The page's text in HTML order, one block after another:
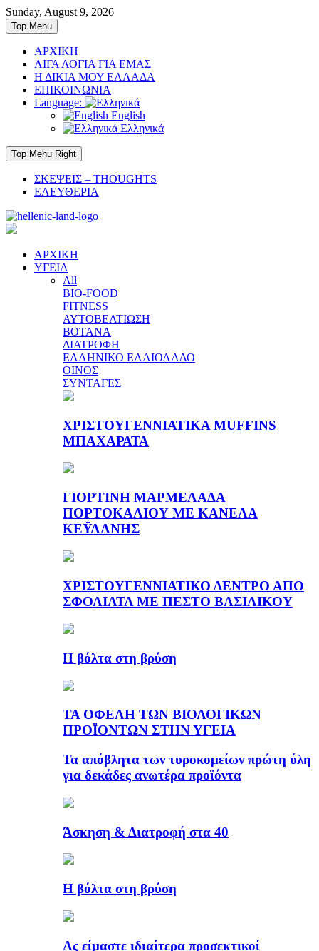
Skip
to
content
Sunday, August 9, 2026
Top Menu
ΑΡΧΙΚΗ
ΛΙΓΑ ΛΟΓΙΑ ΓΙΑ ΕΜΑΣ
Η ΔΙΚΙΑ ΜΟΥ ΕΛΛΑΔΑ
ΕΠΙΚΟΙΝΩΝΙΑ
Language:
English
Ελληνικά
Top Menu Right
ΣΚΕΨΕΙΣ – THOUGHTS
ΕΛΕΥΘΕΡΙΑ
ΑΡΧΙΚΗ
ΥΓΕΙΑ
All
BIO-FOOD
FITNESS
ΑΥΤΟΒΕΛΤΙΩΣΗ
ΒΟΤΑΝΑ
ΔΙΑΤΡΟΦΗ
ΕΛΛΗΝΙΚΟ ΕΛΑΙΟΛΑΔΟ
ΟΙΝΟΣ
ΣΥΝΤΑΓΕΣ
ΧΡΙΣΤΟΥΓΕΝΝΙΑΤΙΚΑ MUFFINS
ΜΠΑΧΑΡΑΤΑ
ΓΙΟΡΤΙΝΗ ΜΑΡΜΕΛΑΔΑ
ΠΟΡΤΟΚΑΛΙΟΥ ΜΕ ΚΑΝΕΛΑ
ΚΕΫΛΑΝΗΣ
ΧΡΙΣΤΟΥΓΕΝΝΙΑΤΙΚΟ ΔΕΝΤΡΟ ΑΠΟ
ΣΦΟΛΙΑΤΑ ΜΕ ΠΕΣΤΟ ΒΑΣΙΛΙΚΟΥ
Η βόλτα στη βρύση
ΤΑ ΟΦΕΛΗ ΤΩΝ ΒΙΟΛΟΓΙΚΩΝ
ΠΡΟΪΟΝΤΩΝ ΣΤΗΝ ΥΓΕΙΑ
Τα απόβλητα των τυροκομείων πρώτη ύλη
για δεκάδες ανωτέρα προϊόντα
Άσκηση & Διατροφή στα 40
Η βόλτα στη βρύση
Ας είμαστε ιδιαίτερα προσεκτικοί